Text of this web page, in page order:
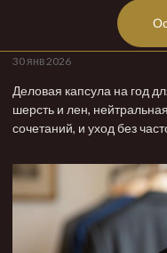
30 янв 2026
Деловая капсула на год
шерсть и лен,
сочетаний, и уход без